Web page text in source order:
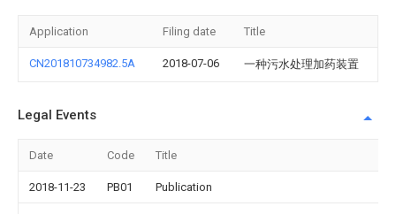
Application Filing date Title
CN201810734982.5A 2018-07-06 一种污水处理加药装置
Legal Events
Date Code Title
2018-11-23 PB01 Publication